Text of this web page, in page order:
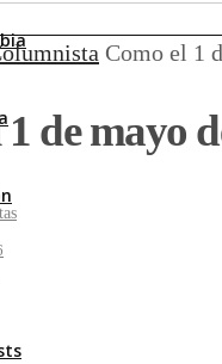
Como el 1
de mayo